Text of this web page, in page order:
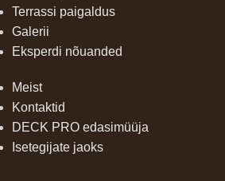
Terrassi paigaldus
Galerii
Eksperdi nõuanded
Meist
Kontaktid
DECK PRO edasimüüja
Isetegijate jaoks